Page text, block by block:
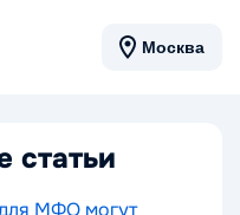
Москва
статьи
МФО могут